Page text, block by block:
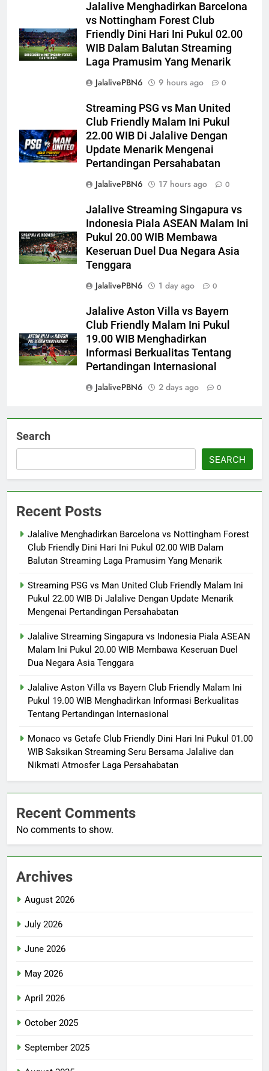
Jalalive Menghadirkan Barcelona
vs Nottingham Forest Club
Friendly Dini Hari Ini Pukul 02.00
WIB Dalam Balutan Streaming
Laga Pramusim Yang Menarik
JalalivePBN6
9 hours ago 0
Streaming PSG vs Man United
Club Friendly Malam Ini Pukul
22.00 WIB Di Jalalive Dengan
Update Menarik Mengenai
Pertandingan Persahabatan
JalalivePBN6
17 hours ago 0
Jalalive Streaming Singapura vs
Indonesia Piala ASEAN Malam Ini
Pukul 20.00 WIB Membawa
Keseruan Duel Dua Negara Asia
Tenggara
JalalivePBN6
1 day ago 0
Jalalive Aston Villa vs Bayern
Club Friendly Malam Ini Pukul
19.00 WIB Menghadirkan
Informasi Berkualitas Tentang
Pertandingan Internasional
JalalivePBN6
2 days ago 0
Search
SEARCH
Recent Posts
Jalalive Menghadirkan Barcelona vs Nottingham Forest
Club Friendly Dini Hari Ini Pukul 02.00 WIB Dalam
Balutan Streaming Laga Pramusim Yang Menarik
Streaming PSG vs Man United Club Friendly Malam Ini
Pukul 22.00 WIB Di Jalalive Dengan Update Menarik
Mengenai Pertandingan Persahabatan
Jalalive Streaming Singapura vs Indonesia Piala ASEAN
Malam Ini Pukul 20.00 WIB Membawa Keseruan Duel
Dua Negara Asia Tenggara
Jalalive Aston Villa vs Bayern Club Friendly Malam Ini
Pukul 19.00 WIB Menghadirkan Informasi Berkualitas
Tentang Pertandingan Internasional
Monaco vs Getafe Club Friendly Dini Hari Ini Pukul 01.00
WIB Saksikan Streaming Seru Bersama Jalalive dan
Nikmati Atmosfer Laga Persahabatan
Recent Comments
No comments to show.
Archives
August 2026
July 2026
June 2026
May 2026
April 2026
October 2025
September 2025